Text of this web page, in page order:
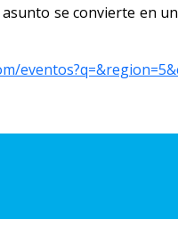
se convierte en